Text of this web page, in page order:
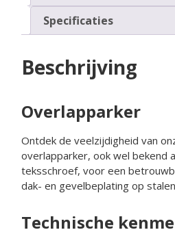
Specificaties
Beschrijving
Overlapparker
Ontdek de veelzijdigheid van
overlapparker, ook wel bekend
teksschroef, voor een
dak- en gevelbeplating op
Technische